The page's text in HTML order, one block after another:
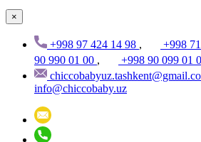
×
+998 97 424 14 98 , +998
90 990 01 00 ,
+998 90 099 01
info@chiccobaby.uz